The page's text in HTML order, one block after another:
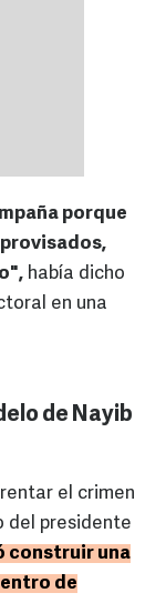
porque
había dicho
en una
de Nayib
el crimen
del presidente
construir una
de